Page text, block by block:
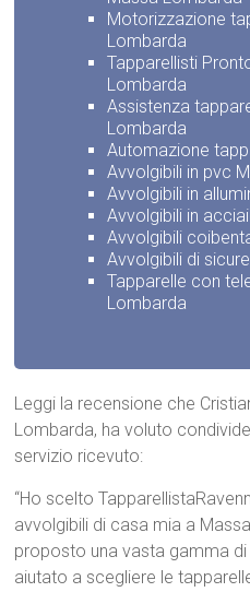
Motorizzazione
Lombarda
Tapparellisti
Lombarda
Assistenza
Lombarda
Automazione
Avvolgibili in pvc
Avvolgibili in
Avvolgibili in
Avvolgibili
Avvolgibili di
Tapparelle con
Lombarda
Leggi la recensione che
Lombarda, ha voluto
servizio ricevuto:
“Ho scelto
avvolgibili di casa mia a
proposto una vasta gamma
aiutato a scegliere le